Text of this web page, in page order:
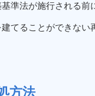
準法が施行される前
てることができな
方法